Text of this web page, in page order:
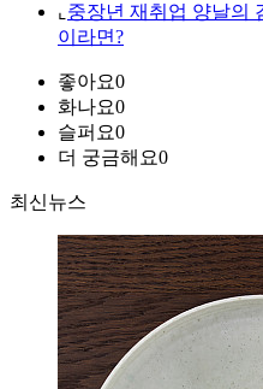
⌞ 중장년 재취업 양날의
이라면?
좋아요0
화나요0
슬퍼요0
더 궁금해요0
최신뉴스